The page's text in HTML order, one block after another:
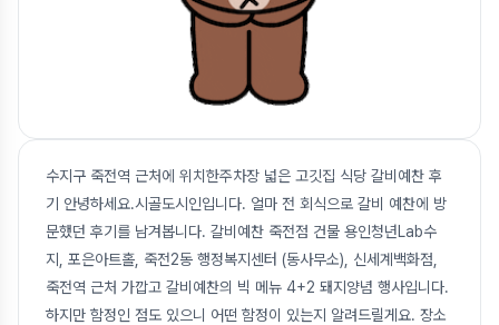
수지구 죽전역 근처에 위치한주차장 넓은 고깃집 식당 갈비예찬 후
기 안녕하세요.시골도시인입니다. 얼마 전 회식으로 갈비 예찬에 방
문했던 후기를 남겨봅니다. 갈비예찬 죽전점 건물 용인청년Lab수
지, 포은아트홀, 죽전2동 행정복지센터 (동사무소), 신세계백화점,
죽전역 근처 가깝고 갈비예찬의 빅 메뉴 4+2 돼지양념 행사입니다.
하지만 함정인 점도 있으니 어떤 함정이 있는지 알려드릴게요. 장소